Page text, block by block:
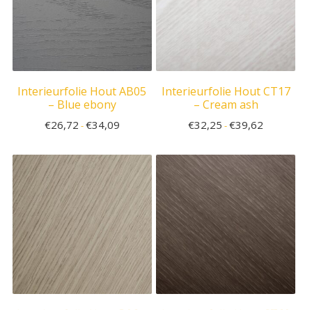
Interieurfolie Hout AB05
– Blue ebony
€26,72 -€34,09
Interieurfolie Hout CT17
– Cream ash
€32,25 -€39,62